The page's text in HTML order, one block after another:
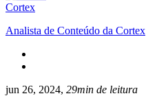
Cortex
Analista de Conteúdo da Cortex
jun 26, 2024, 29min de leitura